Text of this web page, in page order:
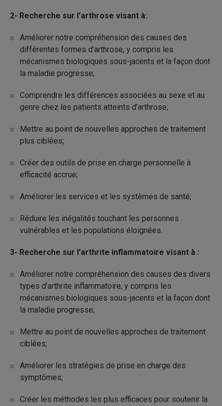
2- Recherche sur l’arthrose visant à:
Améliorer notre compréhension des causes des
différentes formes d’arthrose, y compris les
mécanismes biologiques sous-jacents et la façon dont
la maladie progresse;
Comprendre les différences associées au sexe et au
genre chez les patients atteints d’arthrose;
Mettre au point de nouvelles approches de traitement
plus ciblées;
Créer des outils de prise en charge personnelle à
efficacité accrue;
Améliorer les services et les systèmes de santé;
Réduire les inégalités touchant les personnes
vulnérables et les populations éloignées.
3- Recherche sur l’arthrite inflammatoire visant à :
Améliorer notre compréhension des causes des divers
types d’arthrite inflammatoire, y compris les
mécanismes biologiques sous-jacents et la façon dont
la maladie progresse;
Mettre au point de nouvelles approches de traitement
ciblées;
Améliorer les stratégies de prise en charge des
symptômes;
Créer les méthodes les plus efficaces pour soutenir la